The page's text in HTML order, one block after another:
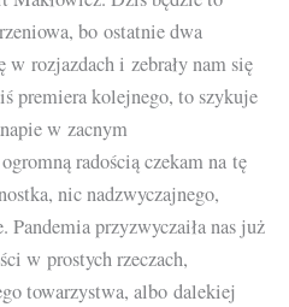
bo ostatnie dwa
rozjazdach i zebrały nam się
premiera kolejnego, to szykuje
w zacnym
radością czekam na tę
nic nadzwyczajnego,
przyzwyczaiła nas już
w prostych rzeczach,
towarzystwa, albo dalekiej